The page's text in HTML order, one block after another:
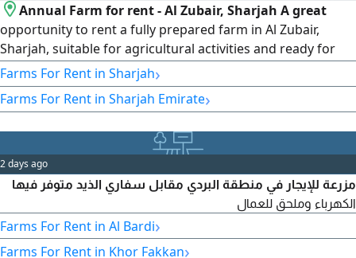
Annual Farm for rent - Al Zubair, Sharjah A great
opportunity to rent a fully prepared farm in Al Zubair,
Sharjah, suitable for agricultural activities and ready for
immediate use. Farm Features Land area 120000 SqFt. Fully
prepared for farming Irrigation water available Caravan on
site Bathroom Date palm trees easy access and convenient
Farms For Rent in Sharjah›
Farms For Rent in Sharjah Emirate›
2 days ago
مزرعة للإيجار في منطقة البردي مقابل سفاري الذيد متوفر فيها
الكهرباء وملحق للعمال
Farms For Rent in Al Bardi›
Farms For Rent in Khor Fakkan›